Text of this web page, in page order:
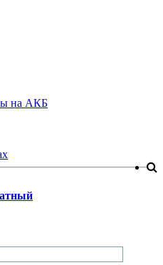
на АКБ